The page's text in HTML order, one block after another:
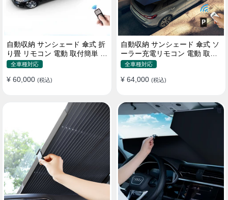
自動収納 サンシェード 傘式 折
り畳 リモコン 電動 取付簡単 汎
用 防風
全車種対応
¥ 60,000 (税込)
自動収納 サンシェード 傘式 ソ
ーラー充電リモコン 電動 取付
簡単 汎用
全車種対応
¥ 64,000 (税込)